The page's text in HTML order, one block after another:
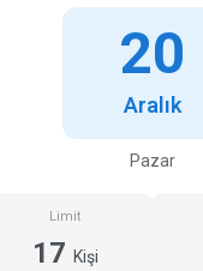
20
Aralık
Pazar
Limit
17 Kişi